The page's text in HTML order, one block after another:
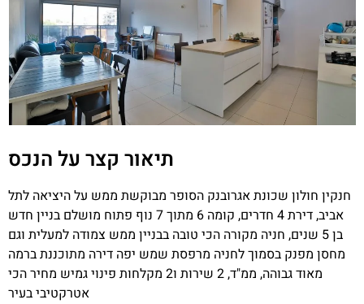
תיאור קצר על הנכס
חנקין חולון שכונת אגרובנק הסופר מבוקשת ממש על היציאה לתל
אביב, דירת 4 חדרים, קומה 6 מתוך 7 נוף פתוח מושלם בניין חדש
בן 5 שנים, חניה מקורה הכי טובה בבניין ממש צמודה למעלית וגם
מחסן מפנק בסמוך לחניה מרפסת שמש יפה דירה מתוכננת ברמה
מאוד גבוהה, ממ"ד, 2 שירות ו2 מקלחות פינוי גמיש מחיר הכי
אטרקטיבי בעיר